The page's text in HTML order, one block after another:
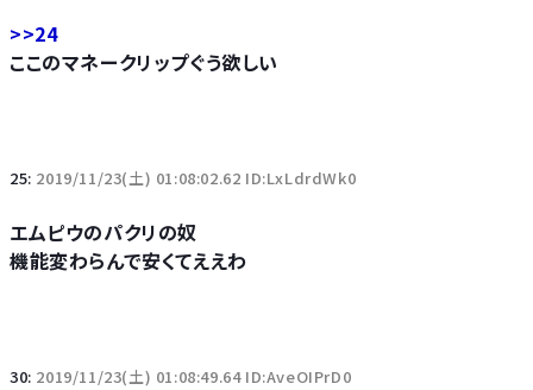
>>24
ここのマネークリップぐう欲しい
25: 2019/11/23(土) 01:08:02.62 ID:LxLdrdWk0
エムピウのパクリの奴
機能変わらんで安くてええわ
30: 2019/11/23(土) 01:08:49.64 ID:AveOIPrD0